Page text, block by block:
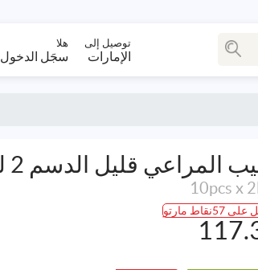
توصيل إلى
الإمارات
هلا
سجَل الدخول
المراعي قليل الدسم 2 لتر
10pcs x
مارتو